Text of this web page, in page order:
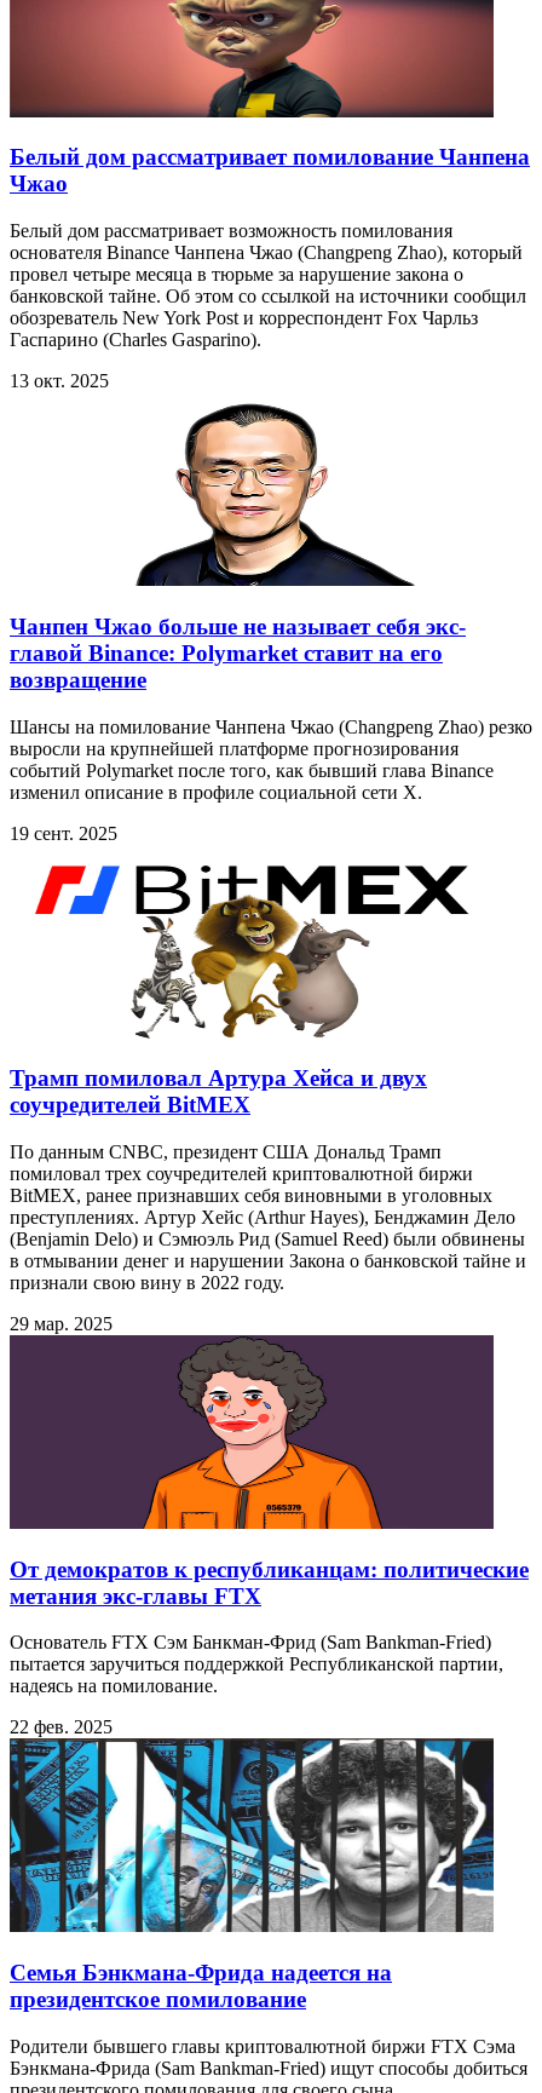
Белый дом рассматривает помилование Чанпена
Чжао
Белый дом рассматривает возможность помилования
основателя Binance Чанпена Чжао (Changpeng Zhao), который
провел четыре месяца в тюрьме за нарушение закона о
банковской тайне. Об этом со ссылкой на источники сообщил
обозреватель New York Post и корреспондент Fox Чарльз
Гаспарино (Charles Gasparino).
13 окт. 2025
Чанпен Чжао больше не называет себя экс-
главой Binance: Polymarket ставит на его
возвращение
Шансы на помилование Чанпена Чжао (Changpeng Zhao) резко
выросли на крупнейшей платформе прогнозирования
событий Polymarket после того, как бывший глава Binance
изменил описание в профиле социальной сети X.
19 сент. 2025
Трамп помиловал Артура Хейса и двух
соучредителей BitMEX
По данным CNBC, президент США Дональд Трамп
помиловал трех соучредителей криптовалютной биржи
BitMEX, ранее признавших себя виновными в уголовных
преступлениях. Артур Хейс (Arthur Hayes), Бенджамин Дело
(Benjamin Delo) и Сэмюэль Рид (Samuel Reed) были обвинены
в отмывании денег и нарушении Закона о банковской тайне и
признали свою вину в 2022 году.
29 мар. 2025
От демократов к республиканцам: политические
метания экс-главы FTX
Основатель FTX Сэм Банкман-Фрид (Sam Bankman-Fried)
пытается заручиться поддержкой Республиканской партии,
надеясь на помилование.
22 фев. 2025
Семья Бэнкмана-Фрида надеется на
президентское помилование
Родители бывшего главы криптовалютной биржи FTX Сэма
Бэнкмана-Фрида (Sam Bankman-Fried) ищут способы добиться